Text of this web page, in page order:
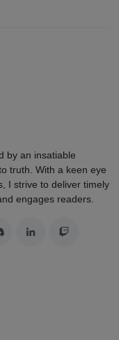
by an insatiable
truth. With a keen eye
I strive to deliver timely
engages readers.